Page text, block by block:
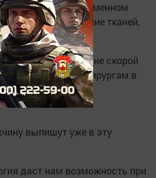
крови и неизменном
началось омертвение тканей,
ампутация.
района на машине скорой
к казанским хирургам в
выпишут уже в эту
даст нам возможность при